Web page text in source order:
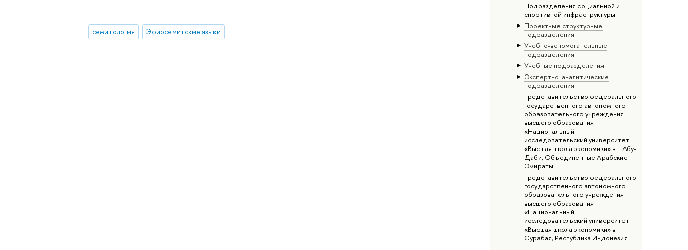
Подразделения социальной и
спортивной инфраструктуры
Проектные структурные
подразделения
Учебно-вспомогательные
подразделения
Учебные подразделения
Экспертно-аналитические
подразделения
представительство федерального
государственного автономного
образовательного учреждения
высшего образования
«Национальный
исследовательский университет
«Высшая школа экономики» в г. Абу-
Даби, Объединенные Арабские
Эмираты
представительство федерального
государственного автономного
образовательного учреждения
высшего образования
«Национальный
исследовательский университет
«Высшая школа экономики» в г.
Сурабая, Республика Индонезия
семитология Эфиосемитские языки